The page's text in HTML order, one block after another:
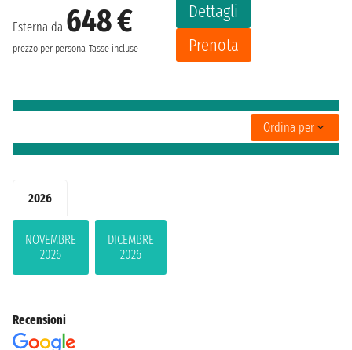
2026
NOVEMBRE
2026
DICEMBRE
2026
Esterna da 648 €
prezzo per persona Tasse incluse
Dettagli
Prenota
Ordina per
Recensioni